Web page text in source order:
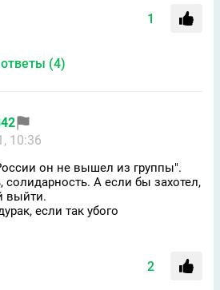
1
(4)
10:36
он не вышел из группы".
солидарность. А если бы захотел,
выйти.
если так убого
2